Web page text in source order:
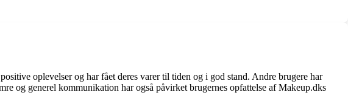
oplevelser og har fået deres varer til tiden og i god stand. Andre brugere har
og generel kommunikation har også påvirket brugernes opfattelse af Makeup.dks